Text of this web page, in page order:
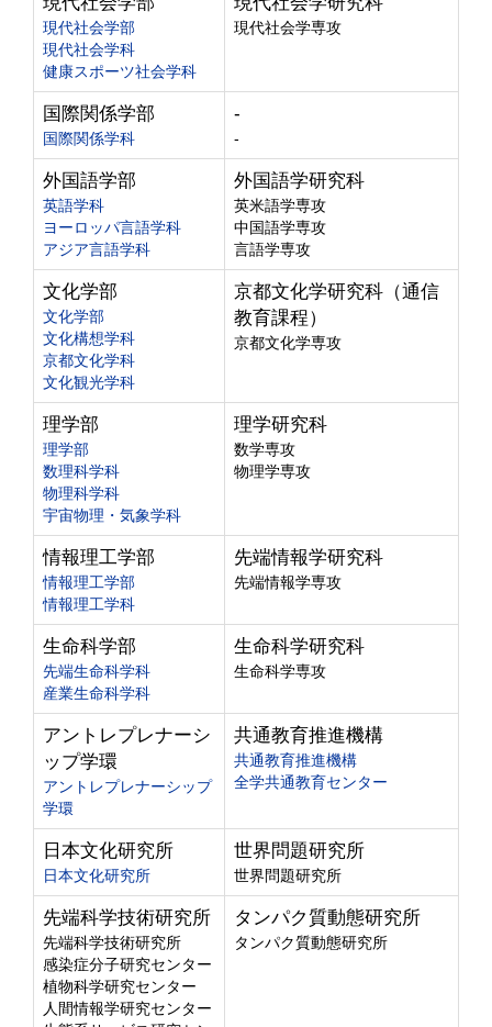
現代社会学部
現代社会学科
健康スポーツ社会学科
現代社会学専攻
国際関係学部
国際関係学科
-
-
外国語学部
英語学科
ヨーロッパ言語学科
アジア言語学科
外国語学研究科
英米語学専攻
中国語学専攻
言語学専攻
文化学部
文化学部
文化構想学科
京都文化学科
文化観光学科
京都文化学研究科（通信
教育課程）
京都文化学専攻
理学部
理学部
数理科学科
物理科学科
宇宙物理・気象学科
理学研究科
数学専攻
物理学専攻
情報理工学部
情報理工学部
情報理工学科
先端情報学研究科
先端情報学専攻
生命科学部
先端生命科学科
産業生命科学科
生命科学研究科
生命科学専攻
アントレプレナーシ
ップ学環
アントレプレナーシップ
学環
共通教育推進機構
共通教育推進機構
全学共通教育センター
日本文化研究所
日本文化研究所
世界問題研究所
世界問題研究所
先端科学技術研究所
先端科学技術研究所
感染症分子研究センター
植物科学研究センター
人間情報学研究センター
タンパク質動態研究所
タンパク質動態研究所